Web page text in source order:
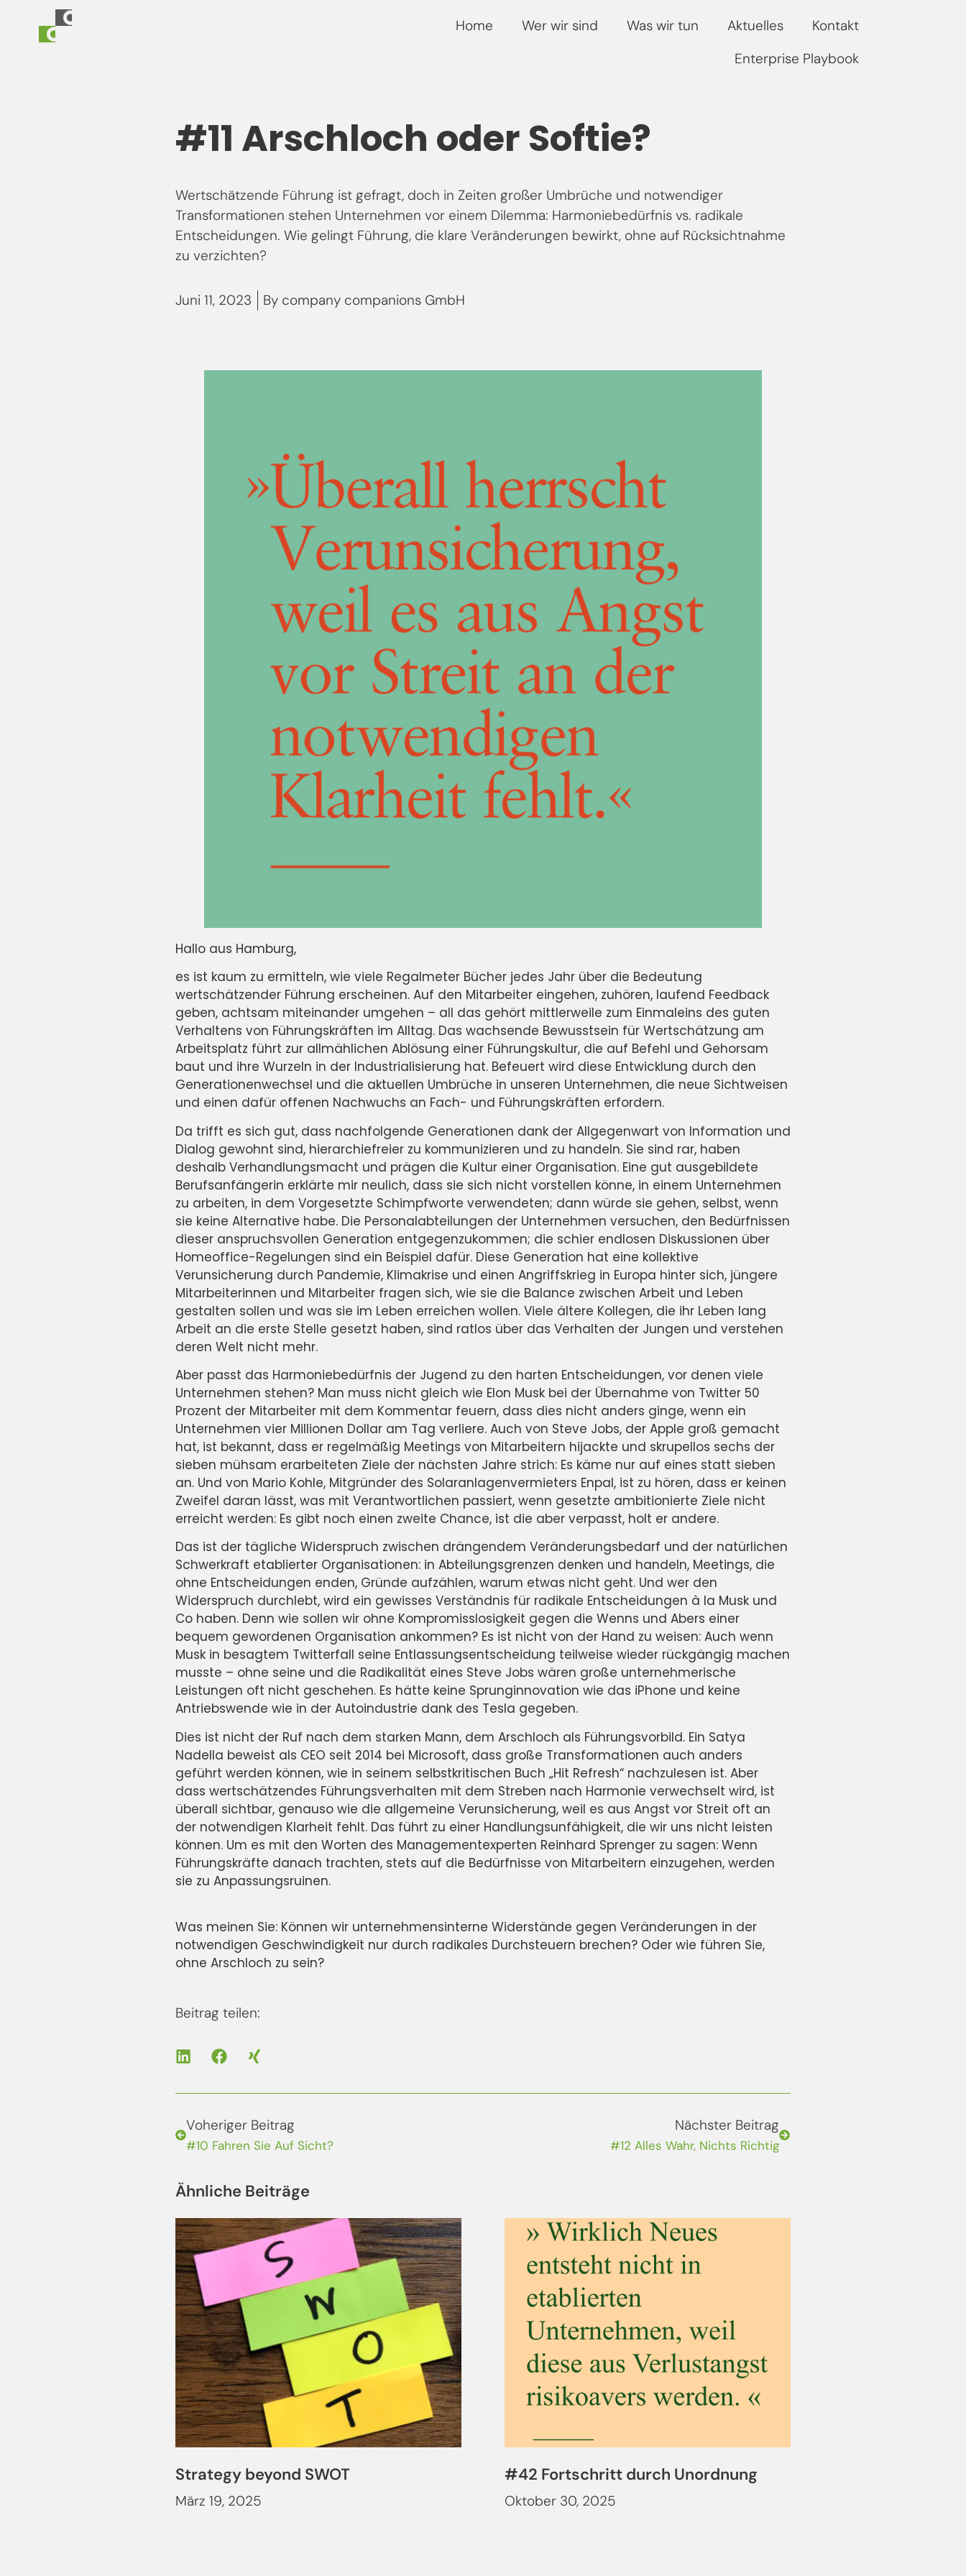
Home Wer wir sind Was wir tun Aktuelles
Kontakt
Enterprise Playbook
#11 Arschloch oder Softie?
Wertschätzende Führung ist gefragt, doch in Zeiten großer Umbrüche und notwendiger
Transformationen stehen Unternehmen vor einem Dilemma: Harmoniebedürfnis vs. radikale
Entscheidungen. Wie gelingt Führung, die klare Veränderungen bewirkt, ohne auf Rücksichtnahme
zu verzichten?
Juni 11, 2023 By company companions GmbH
Hallo aus Hamburg,
es ist kaum zu ermitteln, wie viele Regalmeter Bücher jedes Jahr über die Bedeutung
wertschätzender Führung erscheinen. Auf den Mitarbeiter eingehen, zuhören, laufend Feedback
geben, achtsam miteinander umgehen – all das gehört mittlerweile zum Einmaleins des guten
Verhaltens von Führungskräften im Alltag. Das wachsende Bewusstsein für Wertschätzung am
Arbeitsplatz führt zur allmählichen Ablösung einer Führungskultur, die auf Befehl und Gehorsam
baut und ihre Wurzeln in der Industrialisierung hat. Befeuert wird diese Entwicklung durch den
Generationenwechsel und die aktuellen Umbrüche in unseren Unternehmen, die neue Sichtweisen
und einen dafür offenen Nachwuchs an Fach- und Führungskräften erfordern.
Da trifft es sich gut, dass nachfolgende Generationen dank der Allgegenwart von Information und
Dialog gewohnt sind, hierarchiefreier zu kommunizieren und zu handeln. Sie sind rar, haben
deshalb Verhandlungsmacht und prägen die Kultur einer Organisation. Eine gut ausgebildete
Berufsanfängerin erklärte mir neulich, dass sie sich nicht vorstellen könne, in einem Unternehmen
zu arbeiten, in dem Vorgesetzte Schimpfworte verwendeten; dann würde sie gehen, selbst, wenn
sie keine Alternative habe. Die Personalabteilungen der Unternehmen versuchen, den Bedürfnissen
dieser anspruchsvollen Generation entgegenzukommen; die schier endlosen Diskussionen über
Homeoffice-Regelungen sind ein Beispiel dafür. Diese Generation hat eine kollektive
Verunsicherung durch Pandemie, Klimakrise und einen Angriffskrieg in Europa hinter sich, jüngere
Mitarbeiterinnen und Mitarbeiter fragen sich, wie sie die Balance zwischen Arbeit und Leben
gestalten sollen und was sie im Leben erreichen wollen. Viele ältere Kollegen, die ihr Leben lang
Arbeit an die erste Stelle gesetzt haben, sind ratlos über das Verhalten der Jungen und verstehen
deren Welt nicht mehr.
Aber passt das Harmoniebedürfnis der Jugend zu den harten Entscheidungen, vor denen viele
Unternehmen stehen? Man muss nicht gleich wie Elon Musk bei der Übernahme von Twitter 50
Prozent der Mitarbeiter mit dem Kommentar feuern, dass dies nicht anders ginge, wenn ein
Unternehmen vier Millionen Dollar am Tag verliere. Auch von Steve Jobs, der Apple groß gemacht
hat, ist bekannt, dass er regelmäßig Meetings von Mitarbeitern hijackte und skrupellos sechs der
sieben mühsam erarbeiteten Ziele der nächsten Jahre strich: Es käme nur auf eines statt sieben
an. Und von Mario Kohle, Mitgründer des Solaranlagenvermieters Enpal, ist zu hören, dass er keinen
Zweifel daran lässt, was mit Verantwortlichen passiert, wenn gesetzte ambitionierte Ziele nicht
erreicht werden: Es gibt noch einen zweite Chance, ist die aber verpasst, holt er andere.
Das ist der tägliche Widerspruch zwischen drängendem Veränderungsbedarf und der natürlichen
Schwerkraft etablierter Organisationen: in Abteilungsgrenzen denken und handeln, Meetings, die
ohne Entscheidungen enden, Gründe aufzählen, warum etwas nicht geht. Und wer den
Widerspruch durchlebt, wird ein gewisses Verständnis für radikale Entscheidungen à la Musk und
Co haben. Denn wie sollen wir ohne Kompromisslosigkeit gegen die Wenns und Abers einer
bequem gewordenen Organisation ankommen? Es ist nicht von der Hand zu weisen: Auch wenn
Musk in besagtem Twitterfall seine Entlassungsentscheidung teilweise wieder rückgängig machen
musste – ohne seine und die Radikalität eines Steve Jobs wären große unternehmerische
Leistungen oft nicht geschehen. Es hätte keine Sprunginnovation wie das iPhone und keine
Antriebswende wie in der Autoindustrie dank des Tesla gegeben.
Dies ist nicht der Ruf nach dem starken Mann, dem Arschloch als Führungsvorbild. Ein Satya
Nadella beweist als CEO seit 2014 bei Microsoft, dass große Transformationen auch anders
geführt werden können, wie in seinem selbstkritischen Buch „Hit Refresh“ nachzulesen ist. Aber
dass wertschätzendes Führungsverhalten mit dem Streben nach Harmonie verwechselt wird, ist
überall sichtbar, genauso wie die allgemeine Verunsicherung, weil es aus Angst vor Streit oft an
der notwendigen Klarheit fehlt. Das führt zu einer Handlungsunfähigkeit, die wir uns nicht leisten
können. Um es mit den Worten des Managementexperten Reinhard Sprenger zu sagen: Wenn
Führungskräfte danach trachten, stets auf die Bedürfnisse von Mitarbeitern einzugehen, werden
sie zu Anpassungsruinen.
Was meinen Sie: Können wir unternehmensinterne Widerstände gegen Veränderungen in der
notwendigen Geschwindigkeit nur durch radikales Durchsteuern brechen? Oder wie führen Sie,
ohne Arschloch zu sein?
Beitrag teilen:
Voheriger Beitrag
#10 Fahren Sie Auf Sicht?
Nächster Beitrag
#12 Alles Wahr, Nichts Richtig
Ähnliche Beiträge
Strategy beyond SWOT
März 19, 2025
#42 Fortschritt durch Unordnung
Oktober 30, 2025